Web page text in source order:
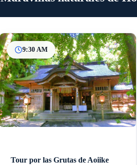
9:30 AM
Tour por las Grutas de Aoiike